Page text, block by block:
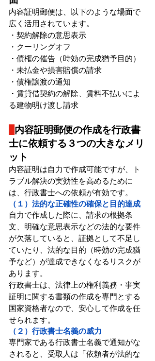
内容証明郵便は、以下のような場面で
広く活用されています。
・契約解除の意思表示
・クーリングオフ
・債権の催告（時効の完成猶予目的）
・未払金や損害賠償の請求
・債権譲渡の通知
・賃貸借契約の解除、賃料不払いによ
る建物明け渡し請求
内容証明郵便の作成を行政書
士に依頼する３つの大きなメリ
ット
内容証明は自力で作成可能ですが、ト
ラブル解決の実効性を高めるために
は、行政書士への依頼が有効です。
（１）法的な正確性の確保と目的達成
自力で作成した際に、請求の根拠条
文、明確な意思表示などの法的な要件
が欠落していると、証拠として不足し
ていたり、法的な目的（時効の完成猶
予など）が達成できなくなるリスクが
あります。
行政書士は、法律上の権利義務・事実
証明に関する書類の作成を専門とする
国家資格者なので、安心して作成を任
せられます。
（２）行政書士名義の威力
専門家である行政書士名義で通知がな
されると、受取人は「依頼者が法的な